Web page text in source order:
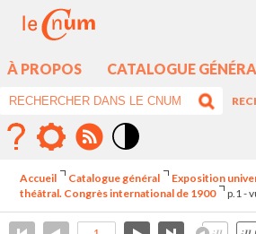
À PROPOS CATALOGUE
élévé
Accueil Catalogue général
Exposition
théâtral. Congrès international de 1900
p.1 -